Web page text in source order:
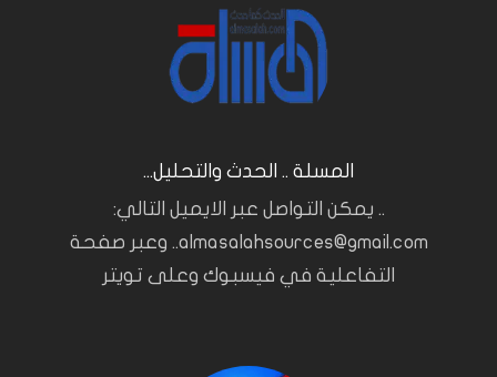
المسلة .. الحدث والتحليل...
.. يمكن التواصل عبر الايميل التالي:
almasalahsources@gmail.com.. وعبر صفحة
التفاعلية في فيسبوك وعلى تويتر